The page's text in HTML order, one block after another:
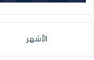
الأشهر